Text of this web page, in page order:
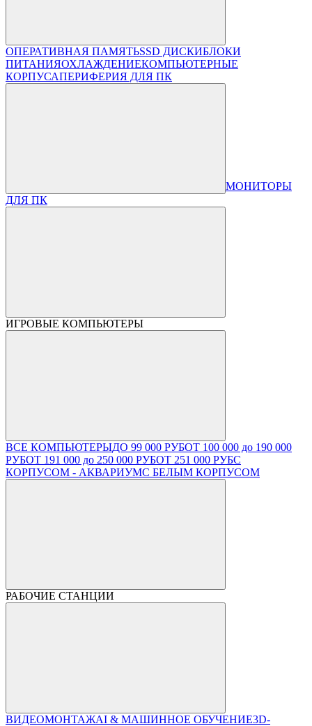
ОПЕРАТИВНАЯ ПАМЯТЬSSD ДИСКИБЛОКИ
ПИТАНИЯОХЛАЖДЕНИЕКОМПЬЮТЕРНЫЕ
КОРПУСАПЕРИФЕРИЯ ДЛЯ ПК
МОНИТОРЫ
ДЛЯ ПК
ИГРОВЫЕ КОМПЬЮТЕРЫ
ВСЕ КОМПЬЮТЕРЫДО 99 000 РУБОТ 100 000 до 190 000
РУБОТ 191 000 до 250 000 РУБОТ 251 000 РУБС
КОРПУСОМ - АКВАРИУМС БЕЛЫМ КОРПУСОМ
РАБОЧИЕ СТАНЦИИ
ВИДЕОМОНТАЖAI & МАШИННОЕ ОБУЧЕНИЕ3D-